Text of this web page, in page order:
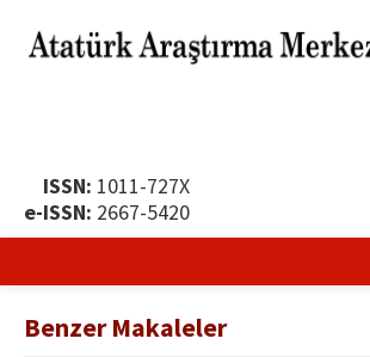
ISSN: 1011-727X
e-ISSN: 2667-5420
Benzer Makaleler